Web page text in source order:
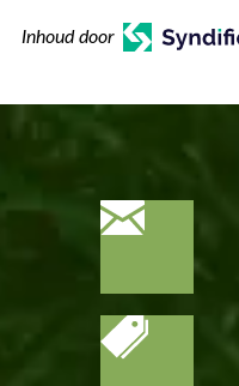
Inhoud door